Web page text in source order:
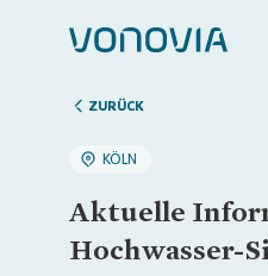
Zuhause finden
Mein Zuhause
ZURÜCK
KÖLN
Aktuelle
Hochwasser-